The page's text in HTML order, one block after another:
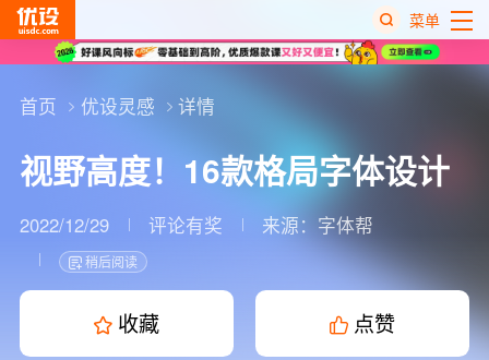
菜单
首页 优设灵感 详情
视野高度！16款格局字体设计
2022/12/29 评论有奖 来源： 字体帮
稍后阅读
收藏 点赞